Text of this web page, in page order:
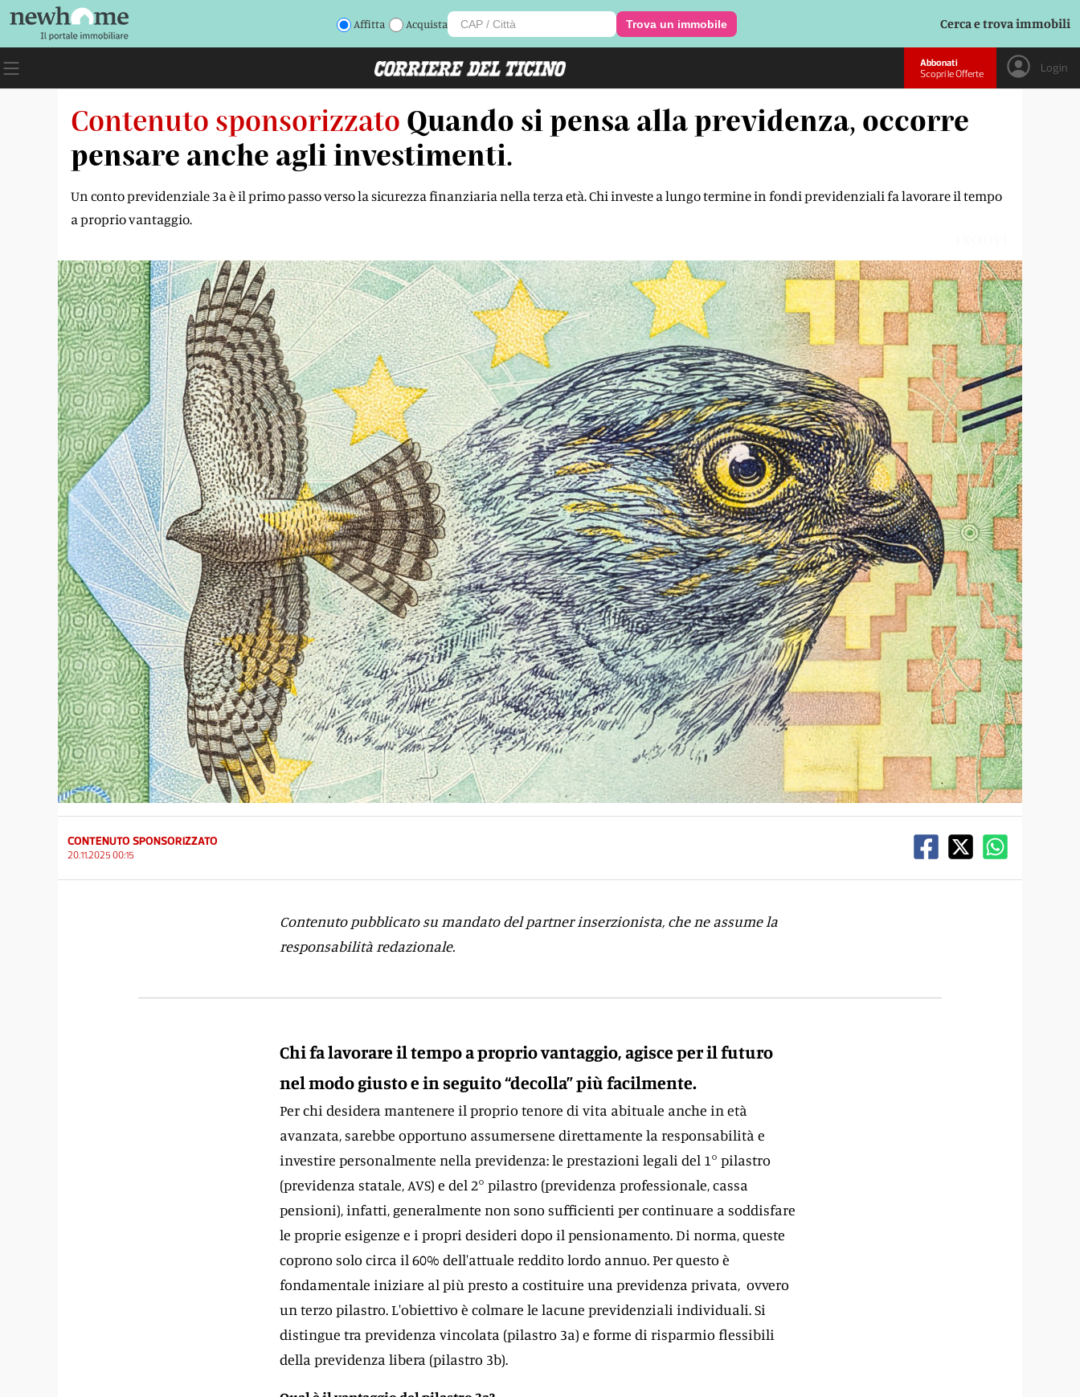
Affitta Acquista Trova un immobile Cerca e trova immobili
Abbonati
Scopri le Offerte
Login
Contenuto sponsorizzato Quando si pensa alla previdenza, occorre
pensare anche agli investimenti.
Un conto previdenziale 3a è il primo passo verso la sicurezza finanziaria nella terza età. Chi investe a lungo termine in fondi previdenziali fa lavorare il tempo
a proprio vantaggio.
CONTENUTO SPONSORIZZATO
20.11.2025 00:15
Contenuto pubblicato su mandato del partner inserzionista, che ne assume la
responsabilità redazionale.
Chi fa lavorare il tempo a proprio vantaggio, agisce per il futuro
nel modo giusto e in seguito “decolla” più facilmente.
Per chi desidera mantenere il proprio tenore di vita abituale anche in età
avanzata, sarebbe opportuno assumersene direttamente la responsabilità e
investire personalmente nella previdenza: le prestazioni legali del 1° pilastro
(previdenza statale, AVS) e del 2° pilastro (previdenza professionale, cassa
pensioni), infatti, generalmente non sono sufficienti per continuare a soddisfare
le proprie esigenze e i propri desideri dopo il pensionamento. Di norma, queste
coprono solo circa il 60% dell'attuale reddito lordo annuo. Per questo è
fondamentale iniziare al più presto a costituire una previdenza privata, ovvero
un terzo pilastro. L'obiettivo è colmare le lacune previdenziali individuali. Si
distingue tra previdenza vincolata (pilastro 3a) e forme di risparmio flessibili
della previdenza libera (pilastro 3b).